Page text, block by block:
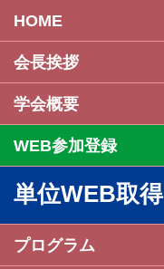
HOME
会長挨拶
学会概要
WEB参加登録
単位WEB取得
プログラム